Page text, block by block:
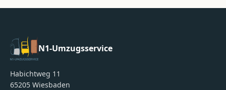
N1-Umzugsservice
Habichtweg 11
65205 Wiesbaden